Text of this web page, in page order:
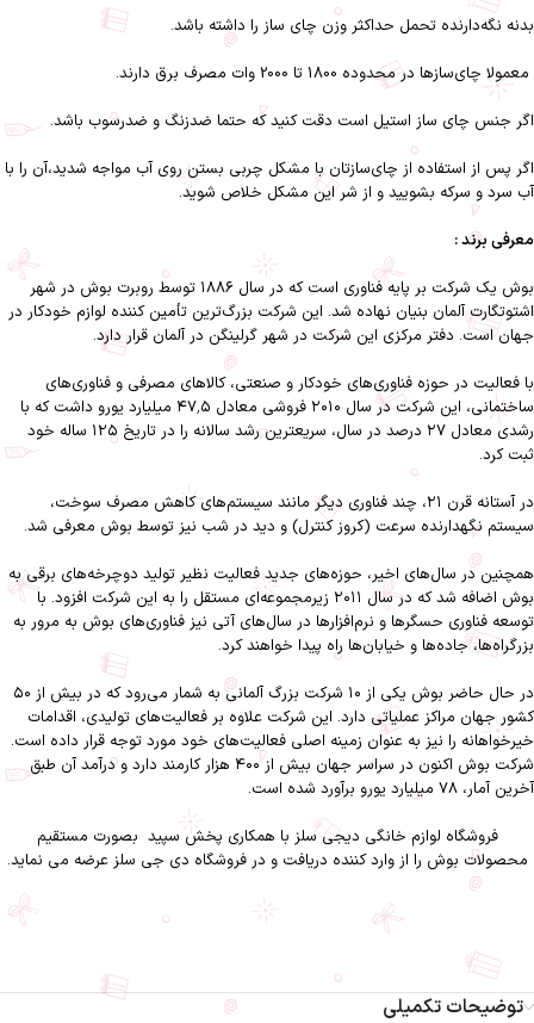
بدنه نگه‌دارنده‌ تحمل حداکثر وزن چای‌ ساز را داشته‌ باشد.
معمولا چای‌سازها در محدوده‌ 1800 تا 2000 وات مصرف برق دارند.
اگر جنس چای‌ ساز استیل است دقت کنید که حتما ضدزنگ و ضدرسوب باشد.
اگر پس از استفاده از چای‌سازتان با مشکل چربی بستن روی آب مواجه شدید،آن را با
آب سرد و سرکه بشویید و از شر این مشکل خلاص شوید.
معرفی برند :
بوش یک شرکت بر پایه فناوری است که در سال ۱۸۸۶ توسط روبرت بوش در شهر
اشتوتگارت آلمان بنیان نهاده شد. این شرکت بزرگ‌ترین تأمین ‌کننده لوازم خودکار در
جهان است. دفتر مرکزی این شرکت در شهر گرلینگن در آلمان قرار دارد.
با فعالیت در حوزه فناوری‌های خودکار و صنعتی، کالاهای مصرفی و فناوری‌های
ساختمانی، این شرکت در سال ۲۰۱۰ فروشی معادل ۴۷٬۵ میلیارد یورو داشت که با
رشدی معادل ۲۷ درصد در سال، سریعترین رشد سالانه را در تاریخ ۱۲۵ ساله خود
ثبت کرد.
در آستانه قرن ۲۱، چند فناوری دیگر مانند سیستم‌های کاهش مصرف سوخت،
سیستم نگهدارنده سرعت (کروز کنترل) و دید در شب نیز توسط بوش معرفی شد.
همچنین در سال‌های اخیر، حوزه‌های جدید فعالیت نظیر تولید دوچرخه‌های برقی به
بوش اضافه شد که در سال ۲۰۱۱ زیرمجموعه‌ای مستقل را به این شرکت افزود. با
توسعه فناوری حسگرها و نرم‌افزارها در سال‌های آتی نیز فناوری‌های بوش به مرور به
بزرگراه‌ها، جاده‌ها و خیابان‌ها راه پیدا خواهند کرد.
در حال حاضر بوش یکی از ۱۰ شرکت بزرگ آلمانی به شمار می‌رود که در بیش از ۵۰
کشور جهان مراکز عملیاتی دارد. این شرکت علاوه بر فعالیت‌های تولیدی، اقدامات
خیرخواهانه را نیز به عنوان زمینه اصلی فعالیت‌های خود مورد توجه قرار داده است.
شرکت بوش اکنون در سراسر جهان بیش از ۴۰۰ هزار کارمند دارد و درآمد آن طبق
آخرین آمار، ۷۸ میلیارد یورو برآورد شده است.
فروشگاه لوازم خانگی دیجی سلز با همکاری پخش سپید بصورت مستقیم
محصولات بوش را از وارد کننده دریافت و در فروشگاه دی جی سلز عرضه می نماید.
چای ساز بوش TTA5883-چای ساز بوش TTA5883 دیجی سلز-دیجی سلز-بوش-
توضیحات تکمیلی